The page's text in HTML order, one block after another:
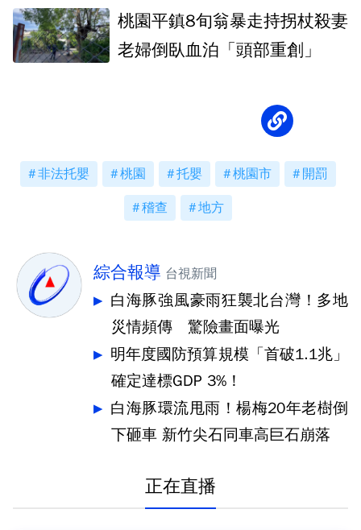
桃園平鎮8旬翁暴走持拐杖殺妻
老婦倒臥血泊「頭部重創」
非法托嬰 桃園 托嬰 桃園市 開罰
稽查 地方
綜合報導 台視新聞
白海豚強風豪雨狂襲北台灣！多地
災情頻傳 驚險畫面曝光
明年度國防預算規模「首破1.1兆」
確定達標GDP 3%！
白海豚環流甩雨！楊梅20年老樹倒
下砸車 新竹尖石同車高巨石崩落
正在直播